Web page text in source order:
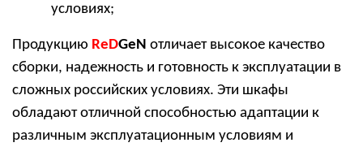
условиях;
Продукцию ReDGeN отличает высокое качество
сборки, надежность и готовность к эксплуатации в
сложных российских условиях. Эти шкафы
обладают отличной способностью адаптации к
различным эксплуатационным условиям и